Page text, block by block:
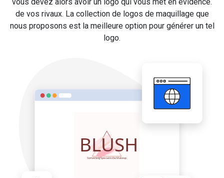
de vos rivaux. La collection de logos de maquillage que
nous proposons est la meilleure option pour générer un tel
logo.